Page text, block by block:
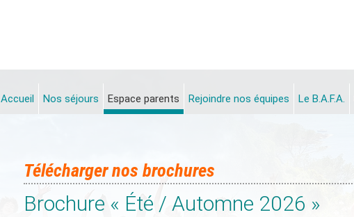
Accueil Nos séjours Espace parents Rejoindre nos équipes Le B.A.F.A.
Télécharger nos brochures
Brochure « Été / Automne 2026 »